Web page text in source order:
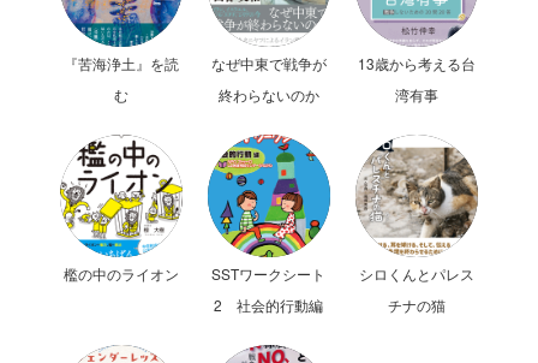
『苦海浄土』を読
む
なぜ中東で戦争が
終わらないのか
13歳から考える台
湾有事
檻の中のライオン
SSTワークシート
2 社会的行動編
シロくんとパレス
チナの猫